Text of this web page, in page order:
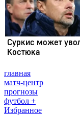
главная
матч-центр
прогнозы
футбол +
Избранное